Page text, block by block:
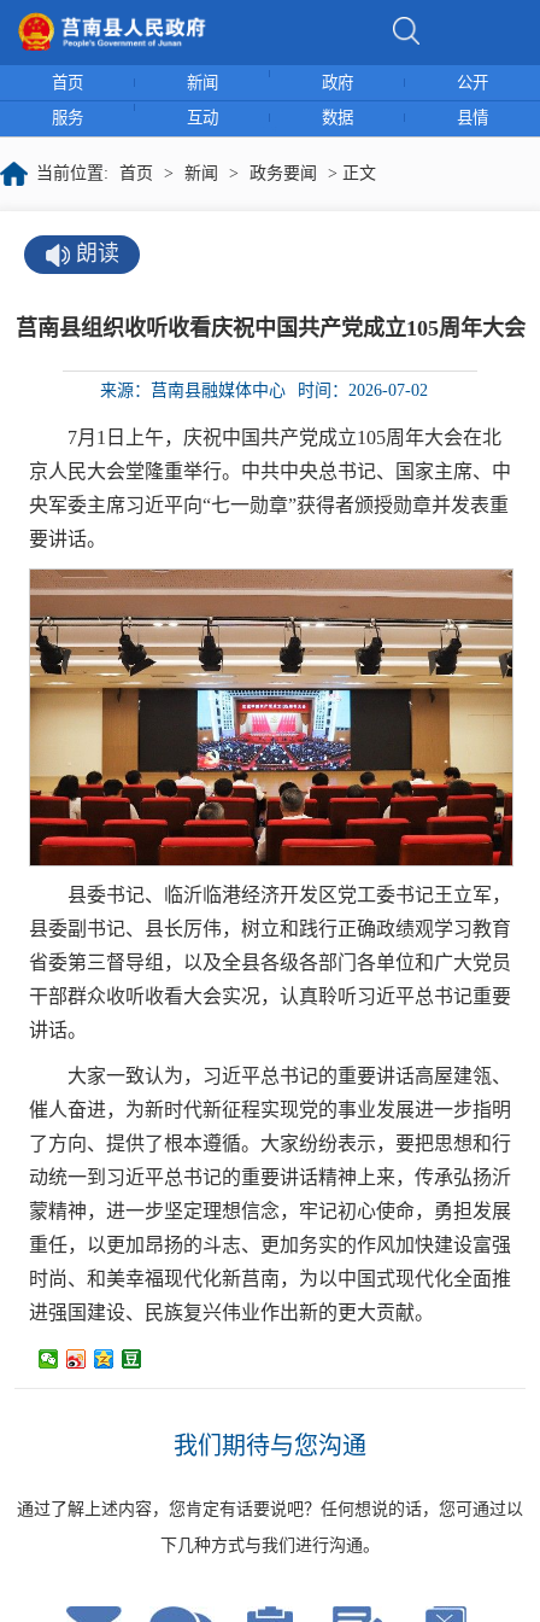
首页 新闻 政府
公开
服务
互动 数据 县情
当前位置: 首页 > 新闻 > 政务要闻 > 正文
朗读
莒南县组织收听收看庆祝中国共产党成立105周年大会
来源：莒南县融媒体中心 时间：2026-07-02
7月1日上午，庆祝中国共产党成立105周年大会在北
京人民大会堂隆重举行。中共中央总书记、国家主席、中
央军委主席习近平向“七一勋章”获得者颁授勋章并发表重
要讲话。
县委书记、临沂临港经济开发区党工委书记王立军，
县委副书记、县长厉伟，树立和践行正确政绩观学习教育
省委第三督导组，以及全县各级各部门各单位和广大党员
干部群众收听收看大会实况，认真聆听习近平总书记重要
讲话。
大家一致认为，习近平总书记的重要讲话高屋建瓴、
催人奋进，为新时代新征程实现党的事业发展进一步指明
了方向、提供了根本遵循。大家纷纷表示，要把思想和行
动统一到习近平总书记的重要讲话精神上来，传承弘扬沂
蒙精神，进一步坚定理想信念，牢记初心使命，勇担发展
重任，以更加昂扬的斗志、更加务实的作风加快建设富强
时尚、和美幸福现代化新莒南，为以中国式现代化全面推
进强国建设、民族复兴伟业作出新的更大贡献。
我们期待与您沟通
通过了解上述内容，您肯定有话要说吧？任何想说的话，您可通过以
下几种方式与我们进行沟通。